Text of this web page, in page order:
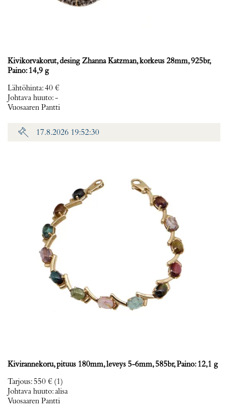
Kivikorvakorut, desing Zhanna Katzman, korkeus 28mm, 925br,
Paino: 14,9 g
Lähtöhinta:40 €
Johtava huuto:-
Vuosaaren Pantti
17.8.2026 19:52:30
Kivirannekoru, pituus 180mm, leveys 5-6mm, 585br, Paino: 12,1 g
Tarjous: 550 € (1)
Johtava huuto:alisa
Vuosaaren Pantti